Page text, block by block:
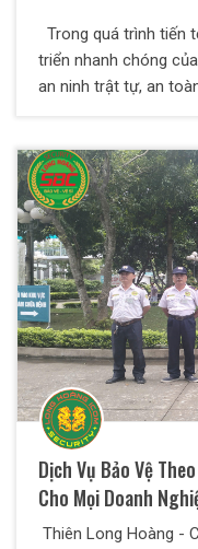
Trong quá trình tiến
triển nhanh chóng
an ninh trật tự, an
những nhu cầu tất
doanh nghiệp.
Dịch Vụ Bảo Vệ
Cho Mọi Doanh
Thiên Long Hoàng -